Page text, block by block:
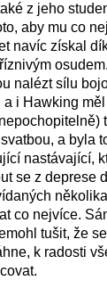
z jeho
aby mu co
navíc získal
nalézt sílu
a i Hawking
a byla
nastávající,
se z deprese
co nejvíce.
tušit, že
k radosti